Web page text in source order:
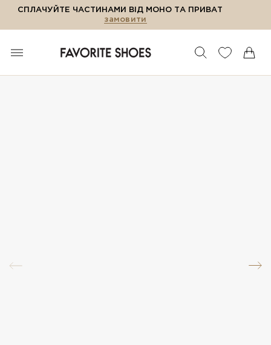
СПЛАЧУЙТЕ ЧАСТИНАМИ ВІД МОНО ТА ПРИВАТ
замовити